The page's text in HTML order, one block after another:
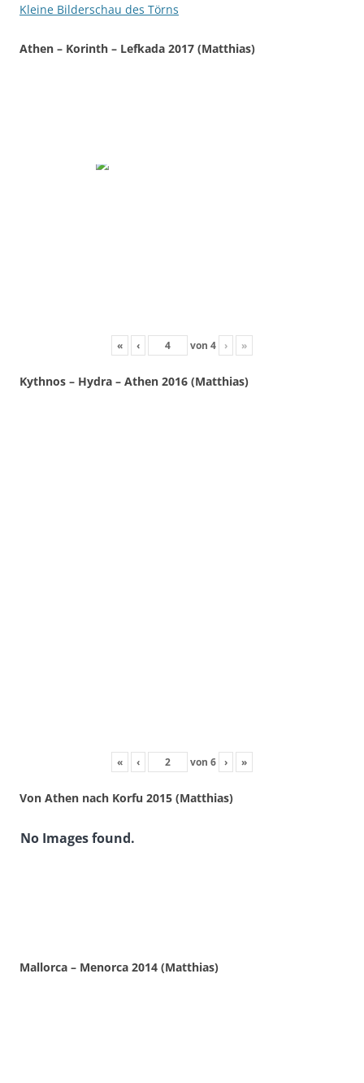
Kleine Bilderschau des Törns
Athen – Korinth – Lefkada 2017 (Matthias)
« ‹ von 4 › »
Kythnos – Hydra – Athen 2016 (Matthias)
« ‹ von 6 › »
Von Athen nach Korfu 2015 (Matthias)
No Images found.
Mallorca – Menorca 2014 (Matthias)